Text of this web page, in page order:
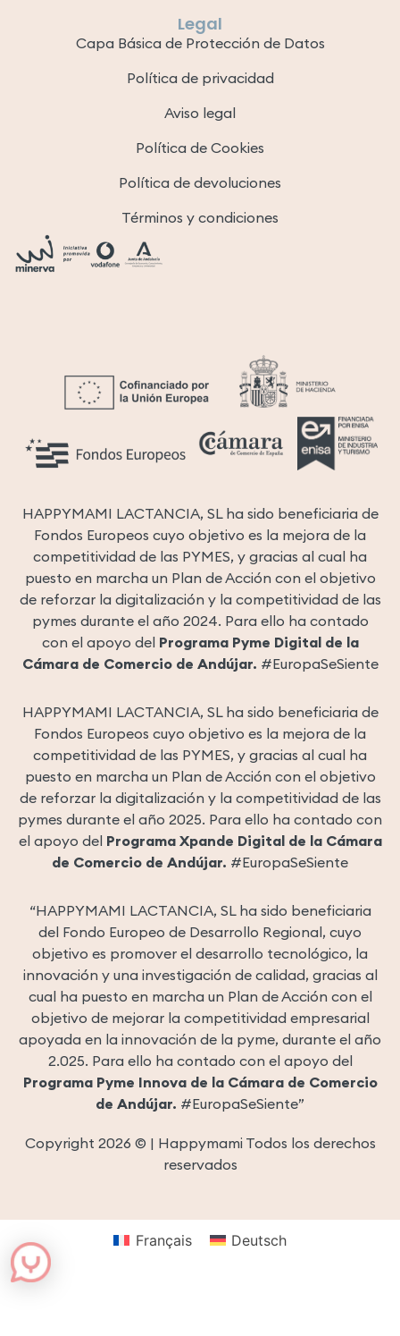
Legal
Capa Básica de Protección de Datos
Política de privacidad
Aviso legal
Política de Cookies
Política de devoluciones
Términos y condiciones
HAPPYMAMI LACTANCIA, SL ha sido beneficiaria de
Fondos Europeos cuyo objetivo es la mejora de la
competitividad de las PYMES, y gracias al cual ha
puesto en marcha un Plan de Acción con el objetivo
de reforzar la digitalización y la competitividad de las
pymes durante el año 2024. Para ello ha contado
con el apoyo del Programa Pyme Digital de la
Cámara de Comercio de Andújar. #EuropaSeSiente
HAPPYMAMI LACTANCIA, SL ha sido beneficiaria de
Fondos Europeos cuyo objetivo es la mejora de la
competitividad de las PYMES, y gracias al cual ha
puesto en marcha un Plan de Acción con el objetivo
de reforzar la digitalización y la competitividad de las
pymes durante el año 2025. Para ello ha contado con
el apoyo del Programa Xpande Digital de la Cámara
de Comercio de Andújar. #EuropaSeSiente
“HAPPYMAMI LACTANCIA, SL ha sido beneficiaria
del Fondo Europeo de Desarrollo Regional, cuyo
objetivo es promover el desarrollo tecnológico, la
innovación y una investigación de calidad, gracias al
cual ha puesto en marcha un Plan de Acción con el
objetivo de mejorar la competitividad empresarial
apoyada en la innovación de la pyme, durante el año
2.025. Para ello ha contado con el apoyo del
Programa Pyme Innova de la Cámara de Comercio
de Andújar. #EuropaSeSiente”
Copyright 2026 © | Happymami Todos los derechos
reservados
Français Deutsch